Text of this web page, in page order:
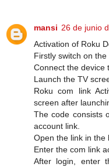
mansi 26 de junio
Activation of Roku
Firstly switch on
Connect the device
Launch the TV
Roku com link
screen after
The code consists
account link.
Open the link in the
Enter the com link
After login, enter